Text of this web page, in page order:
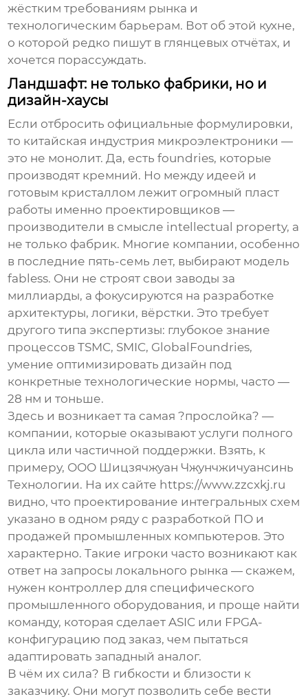
жёстким требованиям рынка и
технологическим барьерам. Вот об этой кухне,
о которой редко пишут в глянцевых отчётах, и
хочется порассуждать.
Ландшафт: не только фабрики, но и
дизайн-хаусы
Если отбросить официальные формулировки,
то китайская индустрия микроэлектроники —
это не монолит. Да, есть foundries, которые
производят кремний. Но между идеей и
готовым кристаллом лежит огромный пласт
работы именно проектировщиков —
производители в смысле intellectual property, а
не только фабрик. Многие компании, особенно
в последние пять-семь лет, выбирают модель
fabless. Они не строят свои заводы за
миллиарды, а фокусируются на разработке
архитектуры, логики, вёрстки. Это требует
другого типа экспертизы: глубокое знание
процессов TSMC, SMIC, GlobalFoundries,
умение оптимизировать дизайн под
конкретные технологические нормы, часто —
28 нм и тоньше.
Здесь и возникает та самая ?прослойка? —
компании, которые оказывают услуги полного
цикла или частичной поддержки. Взять, к
примеру, ООО Шицзячжуан Чжунчжичуансинь
Технологии. На их сайте https://www.zzcxkj.ru
видно, что проектирование интегральных схем
указано в одном ряду с разработкой ПО и
продажей промышленных компьютеров. Это
характерно. Такие игроки часто возникают как
ответ на запросы локального рынка — скажем,
нужен контроллер для специфического
промышленного оборудования, и проще найти
команду, которая сделает ASIC или FPGA-
конфигурацию под заказ, чем пытаться
адаптировать западный аналог.
В чём их сила? В гибкости и близости к
заказчику. Они могут позволить себе вести